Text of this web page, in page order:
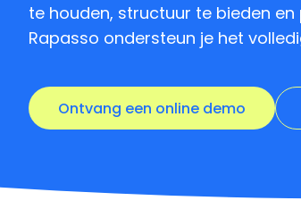
te houden, structuur te bieden
Rapasso ondersteun je het